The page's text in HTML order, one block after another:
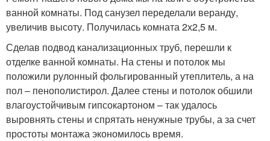
ванной комнаты. Под санузел переделали веранду,
увеличив высоту. Получилась комната 2х2,5 м.
Сделав подвод канализационных труб, перешли к
отделке ванной комнаты. На стены и потолок мы
положили рулонный фольгированный утеплитель, а на
пол – пенополистирол. Далее стены и потолок обшили
влагоустойчивым гипсокартоном – так удалось
выровнять стены и спрятать ненужные трубы, а за счет
простоты монтажа экономилось время.